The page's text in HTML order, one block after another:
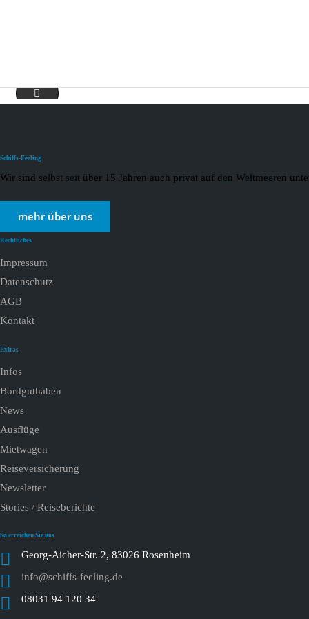
RSSCLogoandTagLockups_PMS7407_4C-min
Schiffs-Feeling
Wir sind selbst seit über 15 Jahren auch privat auf den Weltmeeren
mehr über uns
Rechtliches
Impressum
Datenschutz
AGB
Kontakt
Extras
Infos
Bordguthaben
News
Ausflüge
Mietwagen
Reiseversicherung
Newsletter
Stories / Reiseberichte
So erreichen Sie uns
Georg-Aicher-Str. 2, 83026 Rosenheim
info@schiffs-feeling.de
08031 94 120 34